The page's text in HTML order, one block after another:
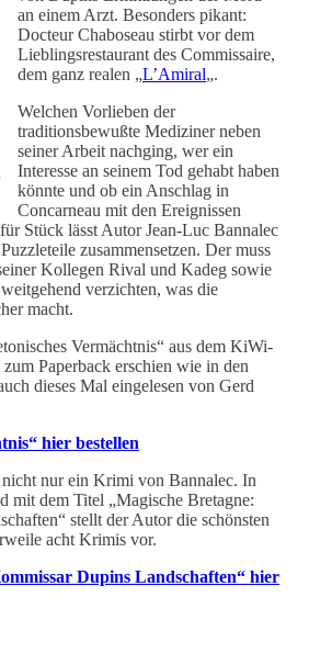
an einem Arzt. Besonders pikant:
Docteur Chaboseau stirbt vor dem
Lieblingsrestaurant des Commissaire,
dem ganz realen „L’Amiral„.
Welchen Vorlieben der
traditionsbewußte Mediziner neben
seiner Arbeit nachging, wer ein
Interesse an seinem Tod gehabt haben
könnte und ob ein Anschlag in
Concarneau mit den Ereignissen
Stück lässt Autor Jean-Luc Bannalec
zusammensetzen. Der muss
Kollegen Rival und Kadeg sowie
verzichten, was die
macht.
Vermächtnis“ aus dem KiWi-
Paperback erschien wie in den
dieses Mal eingelesen von Gerd
hier bestellen
nicht nur ein Krimi von Bannalec. In
mit dem Titel „Magische Bretagne:
stellt der Autor die schönsten
acht Krimis vor.
Dupins Landschaften“ hier